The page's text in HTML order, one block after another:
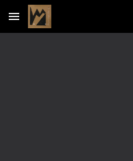
Skip to main content